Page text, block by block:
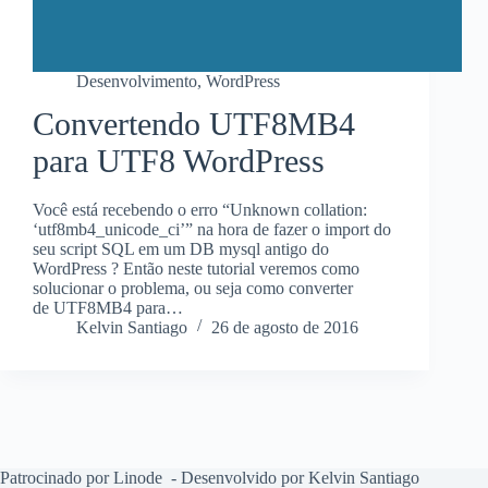
Desenvolvimento, WordPress
Convertendo UTF8MB4
para UTF8 WordPress
Você está recebendo o erro “Unknown collation:
‘utf8mb4_unicode_ci’” na hora de fazer o import do
seu script SQL em um DB mysql antigo do
WordPress ? Então neste tutorial veremos como
solucionar o problema, ou seja como converter
de UTF8MB4 para…
Kelvin Santiago
26 de agosto de 2016
Patrocinado por Linode - Desenvolvido por Kelvin Santiago